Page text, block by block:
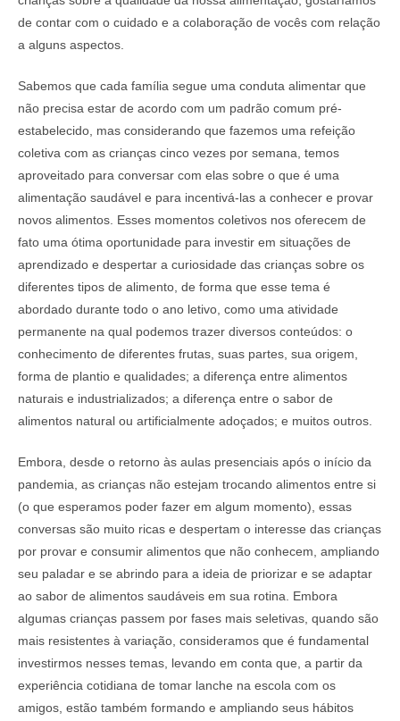
de contar com o cuidado e a colaboração de vocês com relação
a alguns aspectos.
Sabemos que cada família segue uma conduta alimentar que
não precisa estar de acordo com um padrão comum pré-
estabelecido, mas considerando que fazemos uma refeição
coletiva com as crianças cinco vezes por semana, temos
aproveitado para conversar com elas sobre o que é uma
alimentação saudável e para incentivá-las a conhecer e provar
novos alimentos. Esses momentos coletivos nos oferecem de
fato uma ótima oportunidade para investir em situações de
aprendizado e despertar a curiosidade das crianças sobre os
diferentes tipos de alimento, de forma que esse tema é
abordado durante todo o ano letivo, como uma atividade
permanente na qual podemos trazer diversos conteúdos: o
conhecimento de diferentes frutas, suas partes, sua origem,
forma de plantio e qualidades; a diferença entre alimentos
naturais e industrializados; a diferença entre o sabor de
alimentos natural ou artificialmente adoçados; e muitos outros.
Embora, desde o retorno às aulas presenciais após o início da
pandemia, as crianças não estejam trocando alimentos entre si
(o que esperamos poder fazer em algum momento), essas
conversas são muito ricas e despertam o interesse das crianças
por provar e consumir alimentos que não conhecem, ampliando
seu paladar e se abrindo para a ideia de priorizar e se adaptar
ao sabor de alimentos saudáveis em sua rotina. Embora
algumas crianças passem por fases mais seletivas, quando são
mais resistentes à variação, consideramos que é fundamental
investirmos nesses temas, levando em conta que, a partir da
experiência cotidiana de tomar lanche na escola com os
amigos, estão também formando e ampliando seus hábitos